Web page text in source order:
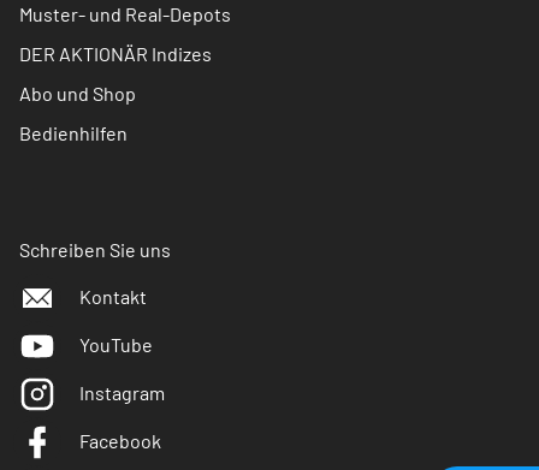
Muster- und Real-Depots
DER AKTIONÄR Indizes
Abo und Shop
Bedienhilfen
Schreiben Sie uns
Kontakt
YouTube
Instagram
Facebook